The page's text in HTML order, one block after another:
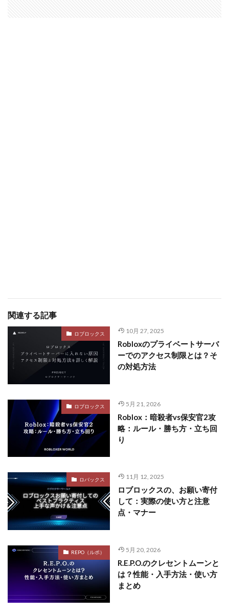
関連する記事
ロブロックス 10月 27, 2025
Robloxのプライベートサーバ
ーでのアクセス制限とは？そ
の対処方法
ロブロックス 5月 21, 2026
Roblox：暗殺者vs保安官2攻
略：ルール・勝ち方・立ち回
り
ロバックス 11月 12, 2025
ロブロックスの、お願い寄付
して：実際の使い方と注意
点・マナー
REPO（ルポ） 5月 20, 2026
R.E.P.O.のクレセントムーンと
は？性能・入手方法・使い方
まとめ